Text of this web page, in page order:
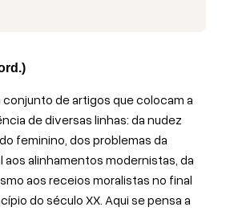
conjunto de artigos que colocam a
de diversas linhas: da nudez
feminino, dos problemas da
alinhamentos modernistas, da
aos receios moralistas no final
do século XX. Aqui se pensa a